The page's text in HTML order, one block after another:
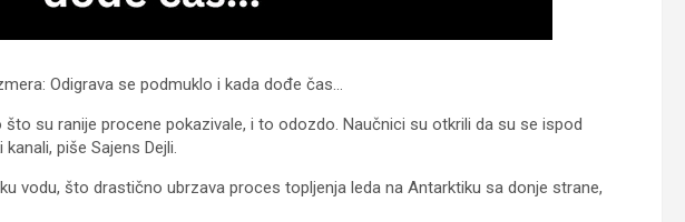
Odigrava se podmuklo i kada dođe čas…
su ranije procene pokazivale, i to odozdo. Naučnici su otkrili da su se ispod
piše Sajens Dejli.
vodu, što drastično ubrzava proces topljenja leda na Antarktiku sa donje strane,